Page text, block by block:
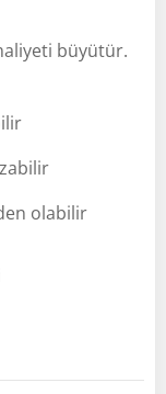
büyütür.
olabilir